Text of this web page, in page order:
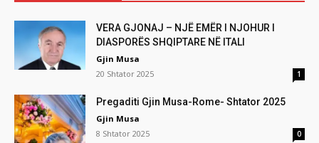
VERA GJONAJ – NJË EMËR I NJOHUR I
DIASPORËS SHQIPTARE NË ITALI
Gjin Musa
20 Shtator 2025
1
Pregaditi Gjin Musa-Rome- Shtator 2025
Gjin Musa
8 Shtator 2025
0